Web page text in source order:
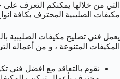
التي من خلالها يمكنكم التعرف
مكيفات الصليبية المحترف بكافة
يعمل فني تصليح مكيفات الصليبية
المكيفات المتنوعة ، و من أعماله
نقوم بالتعاقد مع افضل فني